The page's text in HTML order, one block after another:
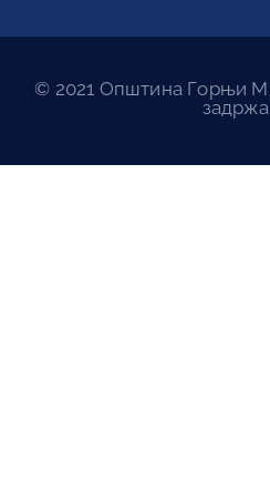
© 2021 Општина Горњи